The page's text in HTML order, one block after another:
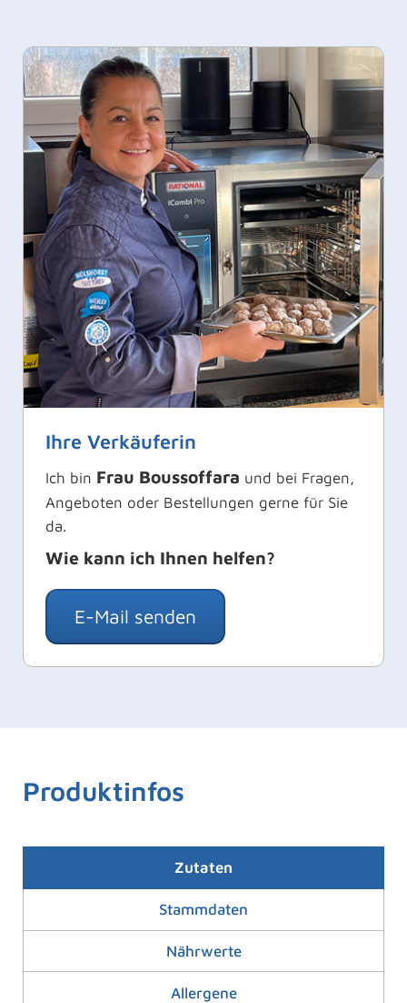
Ihre Verkäuferin
Ich bin Frau Boussoffara und bei Fragen,
Angeboten oder Bestellungen gerne für Sie
da.
Wie kann ich Ihnen helfen?
E-Mail senden
Produktinfos
Zutaten
Stammdaten
Nährwerte
Allergene